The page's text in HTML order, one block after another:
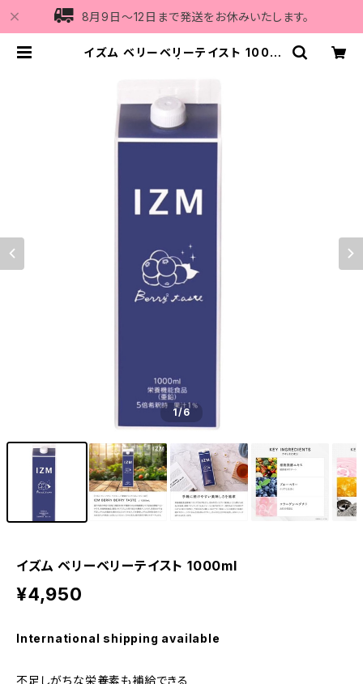
8月9日〜12日まで発送をお休みいたします。
イズム ベリーベリーテイスト 1000
1/6
イズム ベリーベリーテイスト 1000ml
¥4,950
International shipping available
不足しがちな栄養素も補給できる